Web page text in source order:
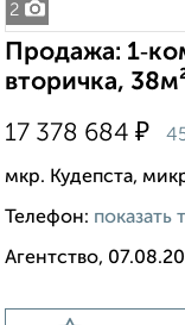
2
Продажа:
вторичка,
17 378 684 ₽
мкр. Кудепста,
Телефон: показать
Агентство,